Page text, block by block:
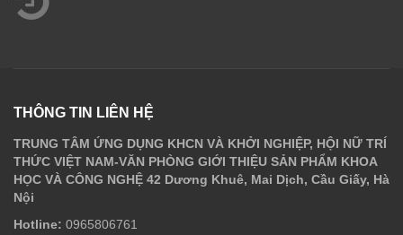
THÔNG TIN LIÊN HỆ
TRUNG TÂM ỨNG DỤNG KHCN VÀ KHỞI NGHIỆP, HỘI NỮ TRÍ
THỨC VIỆT NAM-VĂN PHÒNG GIỚI THIỆU SẢN PHẨM KHOA
HỌC VÀ CÔNG NGHỆ 42 Dương Khuê, Mai Dịch, Cầu Giấy, Hà
Nội
Hotline: 0965806761